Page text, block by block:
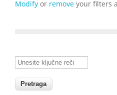
Modify or remove your filters
Unesite ključne reči